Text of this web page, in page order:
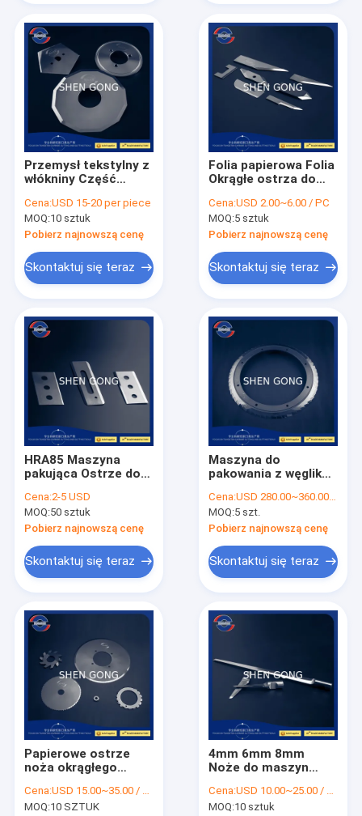
Produkty
O nas
Wycieczka po fabryce
Kontrola jakości
Aktualności
Sprawy
Ostrze do cięcia papieru
Okrągłe ostrza do krajarek
Noże do maszyn przemysłowych
Ostrze do cięcia folii
Przemysł tekstylny z
włókniny Część
tekstyliów
Cena:USD 15-20 per piece
MOQ:10 sztuk
Pobierz najnowszą cenę
Skontaktuj się teraz
Folia papierowa Folia
Okrągłe ostrza do
Tworzywa sztuczne
Obróbka skóry
Cena:USD 2.00~6.00 / PC
MOQ:5 sztuk
Pobierz najnowszą cenę
Skontaktuj się teraz
HRA85 Maszyna
pakująca Ostrze do
Miedź Folia
aluminiowa
Cena:2-5 USD
MOQ:50 sztuk
Pobierz najnowszą cenę
Skontaktuj się teraz
Maszyna do
pakowania z węglika
tnące Okrągłe noże
tnące 308mm
Cena:USD 280.00~360.00 / PC
MOQ:5 szt.
Pobierz najnowszą cenę
Skontaktuj się teraz
Papierowe ostrze
noża okrągłego
do przewijarki
Cena:USD 15.00~35.00 / PC
MOQ:10 SZTUK
4mm 6mm 8mm
Noże do maszyn
Ostrza tnące dla
przemysłu
Cena:USD 10.00~25.00 / PC
MOQ:10 sztuk